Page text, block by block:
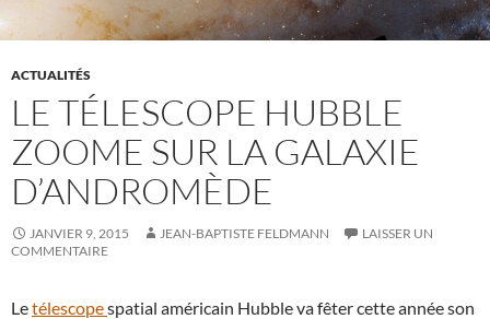
ACTUALITÉS
LE TÉLESCOPE HUBBLE
ZOOME SUR LA GALAXIE
D’ANDROMÈDE
JANVIER 9, 2015 JEAN-BAPTISTE FELDMANN
LAISSER UN
COMMENTAIRE
Letélescopespatial américain Hubble va fêter cette année son